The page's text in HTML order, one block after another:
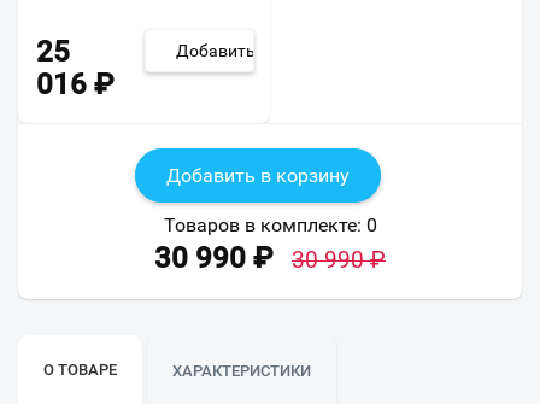
25
016 ₽
Добавить
Добавить в корзину
Товаров в комплекте: 0
30 990 ₽ 30 990₽
О ТОВАРЕ ХАРАКТЕРИСТИКИ